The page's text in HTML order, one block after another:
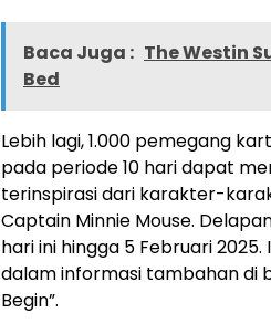
Baca Juga : The Westin
Bed
Lebih lagi, 1.000 pemegang
pada periode 10 hari dapat
terinspirasi dari karakter-
Captain Minnie Mouse.
hari ini hingga 5 Februari
dalam informasi tambahan di
Begin”.